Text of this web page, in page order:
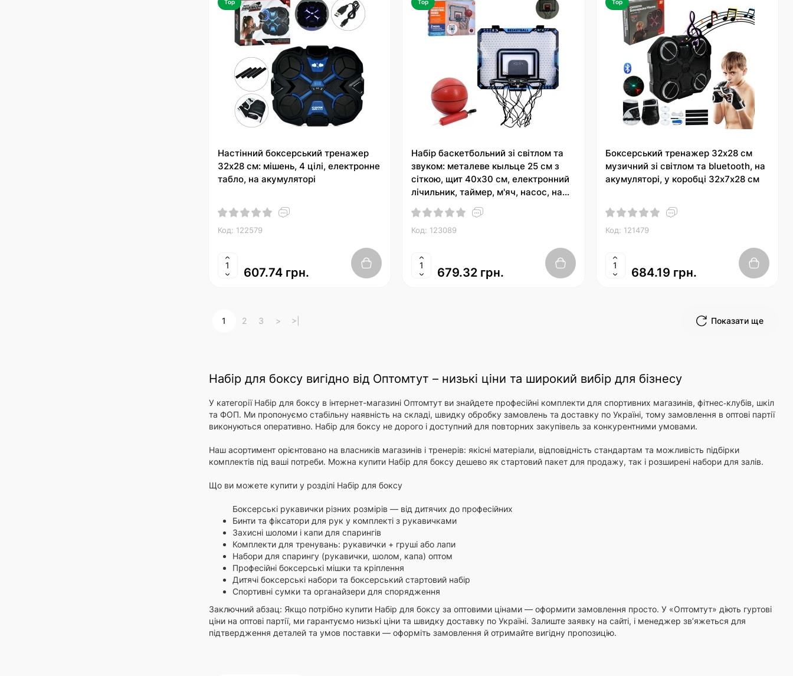
Top
Настінний боксерський тренажер
32х28 см: мішень, 4 цілі, електронне
табло, на акумуляторі
Код: 122579
607.74 грн.
Top
Набір баскетбольний зі світлом та
звуком: металеве кыльце 25 см з
сіткою, щит 40х30 см, електронний
лічильник, таймер, м'яч, насос, на
батарейці, у коробці 31х41х5 см
Код: 123089
679.32 грн.
Top
Боксерський тренажер 32х28 см
музичний зі світлом та bluetooth, на
акумуляторі, у коробці 32х7х28 см
Код: 121479
684.19 грн.
Показати ще
1 2 3 > >|
Набір для боксу вигідно від Оптомтут – низькі ціни та широкий вибір для бізнесу
У категорії Набір для боксу в інтернет-магазині Оптомтут ви знайдете професійні комплекти для спортивних магазинів, фітнес‑клубів, шкіл
та ФОП. Ми пропонуємо стабільну наявність на складі, швидку обробку замовлень та доставку по Україні, тому замовлення в оптові партії
виконуються оперативно. Набір для боксу не дорого і доступний для повторних закупівель за конкурентними умовами.
Наш асортимент орієнтовано на власників магазинів і тренерів: якісні матеріали, відповідність стандартам та можливість підбірки
комплектів під ваші потреби. Можна купити Набір для боксу дешево як стартовий пакет для продажу, так і розширені набори для залів.
Що ви можете купити у розділі Набір для боксу
Боксерські рукавички різних розмірів — від дитячих до професійних
Бинти та фіксатори для рук у комплекті з рукавичками
Захисні шоломи і капи для спарингів
Комплекти для тренувань: рукавички + груші або лапи
Набори для спарингу (рукавички, шолом, капа) оптом
Професійні боксерські мішки та кріплення
Дитячі боксерські набори та боксерський стартовий набір
Спортивні сумки та органайзери для спорядження
Заключний абзац: Якщо потрібно купити Набір для боксу за оптовими цінами — оформити замовлення просто. У «Оптомтут» діють гуртові
ціни на оптові партії, ми гарантуємо низькі ціни та швидку доставку по Україні. Залиште заявку на сайті, і менеджер зв’яжеться для
підтвердження деталей та умов поставки — оформіть замовлення й отримайте вигідну пропозицію.